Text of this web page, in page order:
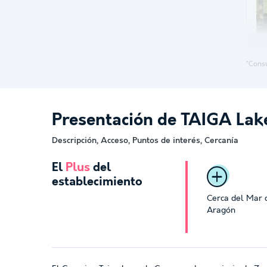
Presentación de TAIGA
Descripción, Acceso, Puntos de interés, Cercanía
El Plus del
establecimiento
Cerca del Mar
Aragón